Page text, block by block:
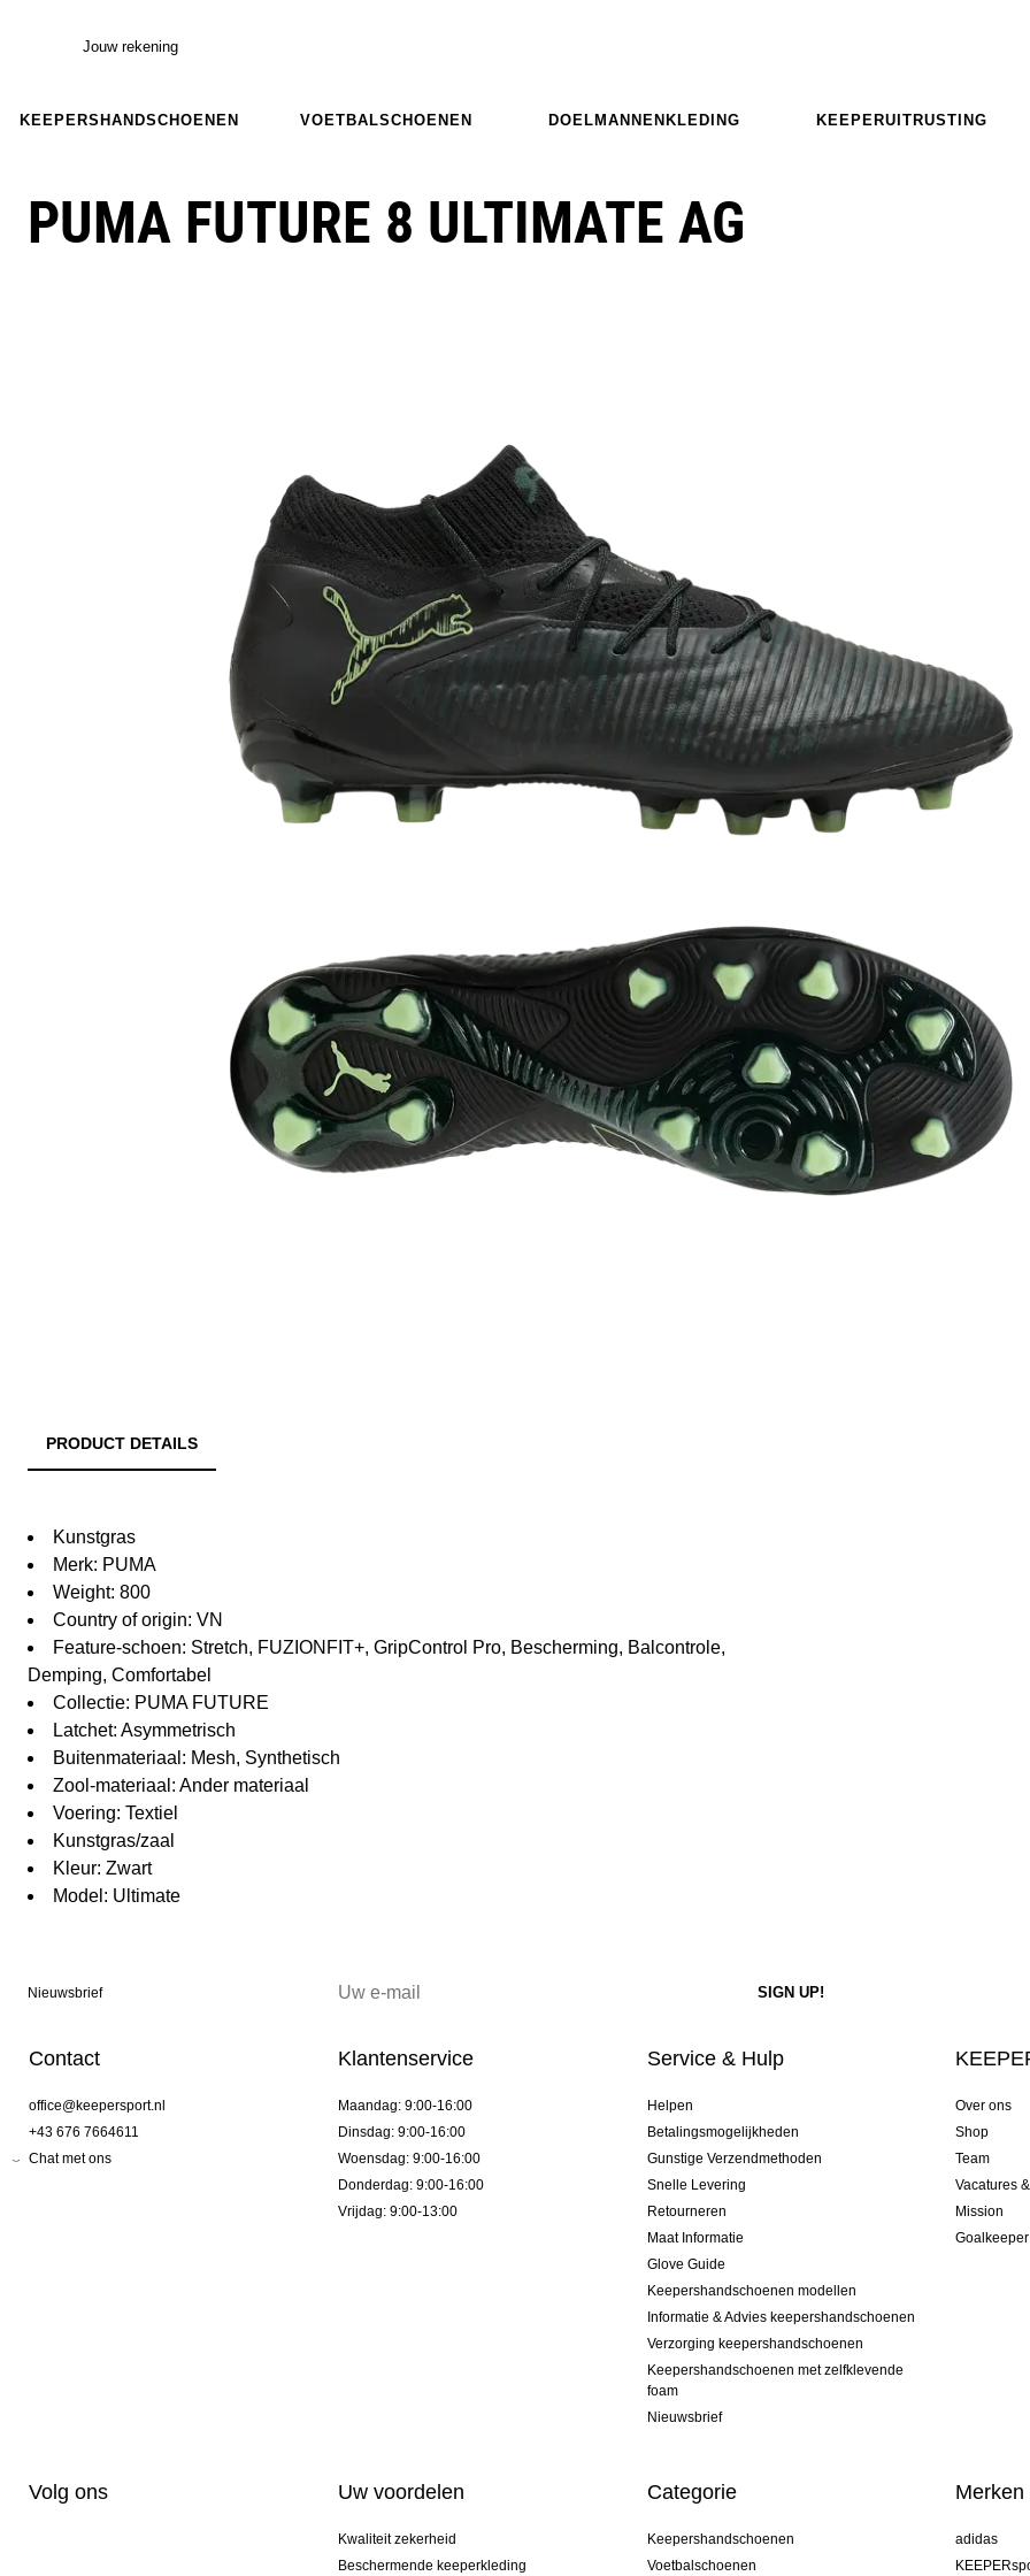
Jouw rekening
KEEPERSHANDSCHOENEN VOETBALSCHOENEN DOELMANNENKLEDING KEEPERUITRUSTING
PUMA FUTURE 8 ULTIMATE AG
PRODUCT DETAILS
Kunstgras
Merk: PUMA
Weight: 800
Country of origin: VN
Feature-schoen: Stretch, FUZIONFIT+, GripControl Pro, Bescherming, Balcontrole,
Demping, Comfortabel
Collectie: PUMA FUTURE
Latchet: Asymmetrisch
Buitenmateriaal: Mesh, Synthetisch
Zool-materiaal: Ander materiaal
Voering: Textiel
Kunstgras/zaal
Kleur: Zwart
Model: Ultimate
Nieuwsbrief
Contact
office@keepersport.nl
+43 676 7664611
Chat met ons
Klantenservice
Maandag: 9:00-16:00
Dinsdag: 9:00-16:00
Woensdag: 9:00-16:00
Donderdag: 9:00-16:00
Vrijdag: 9:00-13:00
Service & Hulp
Helpen
Betalingsmogelijkheden
Gunstige Verzendmethoden
Snelle Levering
Retourneren
Maat Informatie
Glove Guide
Keepershandschoenen modellen
Informatie & Advies keepershandschoenen
Verzorging keepershandschoenen
Keepershandschoenen met zelfklevende
foam
Nieuwsbrief
Over ons
Shop
Team
Vacatures
Mission
Volg ons Uw voordelen
Kwaliteit zekerheid
Beschermende keeperkleding
Categorie
Keepershandschoenen
Voetbalschoenen
Merken
adidas